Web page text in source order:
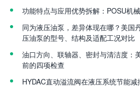
功能特点与应用优势拆解：POSU机
同为液压油泵，差异体现在哪？美国
压油泵的型号、结构及适配工况对比
油口方向、联轴器、密封与清洁度：
前的四项检查
HYDAC直动溢流阀在液压系统节能